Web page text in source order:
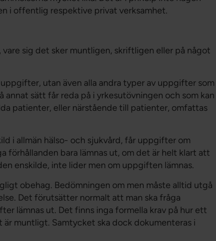
i offentlig respektive privat verksamhet.
sig det sker muntligen, skriftligen eller på något
utan även alla andra typer av uppgifter som
annat sätt får reda på i yrkesutövningen och som kan
patienter, eller närstående till patienter, omfattas
i allmän hälso- och sjukvård, får uppgifter om
förhållanden bara lämnas ut, om det är helt klart att
enskilde, inte lider men om uppgiften lämnas.
obehag. Bedömningen om men måste alltid utgå
Det förutsätter normalt att man ska fråga
lämnas ut. Det finns inga formella krav på hur ett
muntligt. Samtycket ska dock dokumenteras i